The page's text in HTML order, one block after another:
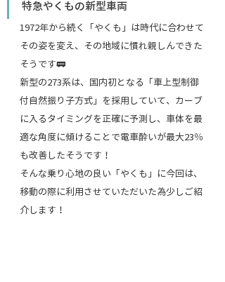
特急やくもの新型車両
1972年から続く「やくも」は時代に合わせて
その姿を変え、その地域に慣れ親しんできた
そうです🚃
新型の273系は、国内初となる「車上型制御
付自然振り子方式」を採用していて、カーブ
に入るタイミングを正確に予測し、車体を最
適な角度に傾けることで電車酔いが最大23％
も改善したそうです！
そんな乗り心地の良い「やくも」に今回は、
移動の際に利用させていただいた為少しご紹
介します！